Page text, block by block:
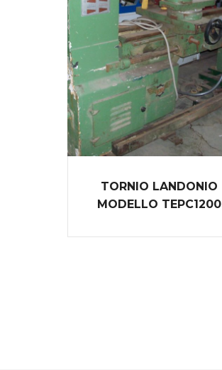
TORNIO LANDONIO
MODELLO TEPC1200